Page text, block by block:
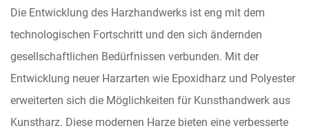
Die Entwicklung des Harzhandwerks ist eng mit dem
technologischen Fortschritt und den sich ändernden
gesellschaftlichen Bedürfnissen verbunden. Mit der
Entwicklung neuer Harzarten wie Epoxidharz und Polyester
erweiterten sich die Möglichkeiten für Kunsthandwerk aus
Kunstharz. Diese modernen Harze bieten eine verbesserte